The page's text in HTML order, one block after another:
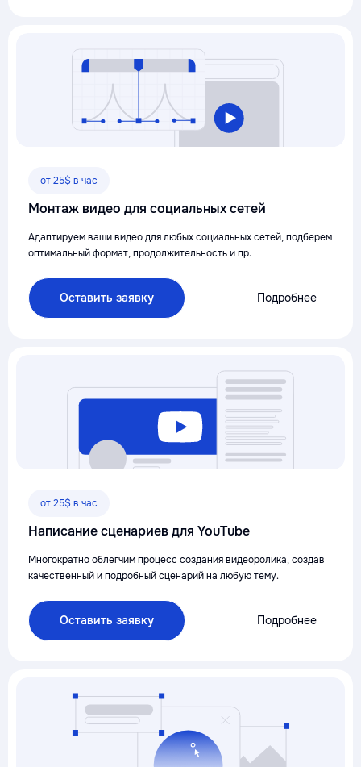
от 25$ в час
Монтаж видео для социальных сетей
Адаптируем ваши видео для любых социальных сетей, подберем
оптимальный формат, продолжительность и пр.
Оставить заявку Подробнее
от 25$ в час
Написание сценариев для YouTube
Многократно облегчим процесс создания видеоролика, создав
качественный и подробный сценарий на любую тему.
Оставить заявку Подробнее